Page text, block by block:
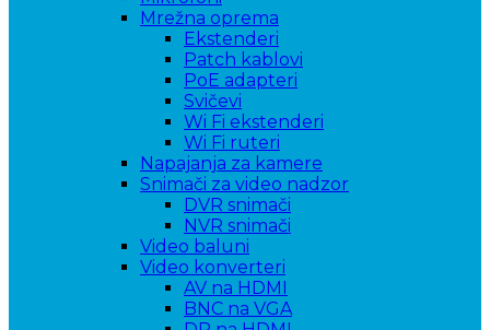
Mrežna oprema
Ekstenderi
Patch kablovi
PoE adapteri
Svičevi
Wi Fi ekstenderi
Wi Fi ruteri
Napajanja za kamere
Snimači za video nadzor
DVR snimači
NVR snimači
Video baluni
Video konverteri
AV na HDMI
BNC na VGA